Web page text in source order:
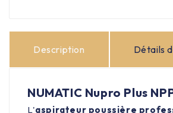
Description Détails
NUMATIC Nupro Plus
L'aspirateur poussière